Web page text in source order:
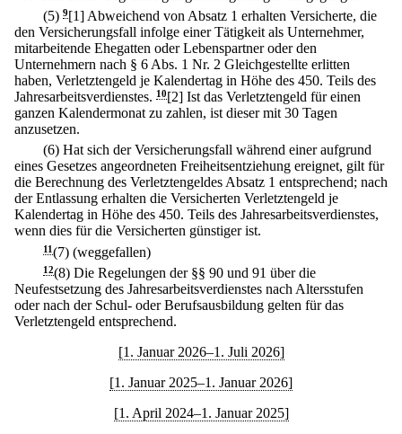
(5) 9[1] Abweichend von Absatz 1 erhalten Versicherte, die
den Versicherungsfall infolge einer Tätigkeit als Unternehmer,
mitarbeitende Ehegatten oder Lebenspartner oder den
Unternehmern nach § 6 Abs. 1 Nr. 2 Gleichgestellte erlitten
haben, Verletztengeld je Kalendertag in Höhe des 450. Teils des
Jahresarbeitsverdienstes. 10[2] Ist das Verletztengeld für einen
ganzen Kalendermonat zu zahlen, ist dieser mit 30 Tagen
anzusetzen.
(6) Hat sich der Versicherungsfall während einer aufgrund
eines Gesetzes angeordneten Freiheitsentziehung ereignet, gilt für
die Berechnung des Verletztengeldes Absatz 1 entsprechend; nach
der Entlassung erhalten die Versicherten Verletztengeld je
Kalendertag in Höhe des 450. Teils des Jahresarbeitsverdienstes,
wenn dies für die Versicherten günstiger ist.
11 (7) (weggefallen)
12(8) Die Regelungen der §§ 90 und 91 über die
Neufestsetzung des Jahresarbeitsverdienstes nach Altersstufen
oder nach der Schul- oder Berufsausbildung gelten für das
Verletztengeld entsprechend.
[1. Januar 2026–1. Juli 2026]
[1. Januar 2025–1. Januar 2026]
[1. April 2024–1. Januar 2025]